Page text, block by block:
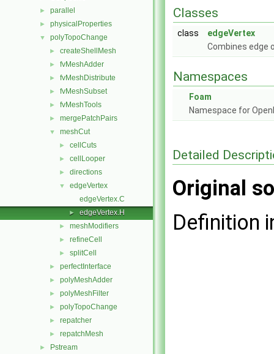
► parallel
► physicalProperties
▼ polyTopoChange
► createShellMesh
► fvMeshAdder
► fvMeshDistribute
► fvMeshSubset
► fvMeshTools
► mergePatchPairs
▼ meshCut
► cellCuts
► cellLooper
► directions
▼
edgeVertex
edgeVertex.C
► edgeVertex.H
► meshModifiers
► refineCell
► splitCell
► perfectInterface
► polyMeshAdder
► polyMeshFilter
► polyTopoChange
► repatcher
► repatchMesh
► Pstream
Classes
class
edgeVertex
Combines edge
Namespaces
Foam
Namespace for
Detailed
Original
Definition